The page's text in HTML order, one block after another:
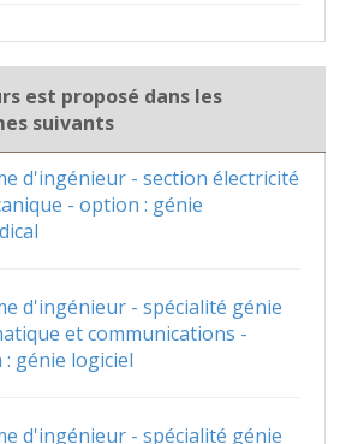
est proposé dans les
suivants
d'ingénieur - section électricité
- option : génie
d'ingénieur - spécialité génie
et communications -
génie logiciel
d'ingénieur - spécialité génie